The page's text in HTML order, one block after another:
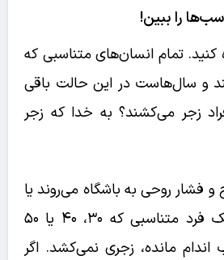
را ببین!
کنید. تمام انسان‌های متناسبی که
و سال‌هاست در این حالت باقی
زجر می‌کشند؟ به خدا که زجر
و فشار روحی به باشگاه می‌روند یا
کالری می‌شمارند؟ یک فرد متناسبی که ۳۰، ۴۰ یا ۵۰
مانده، زجری نمی‌کشد. اگر